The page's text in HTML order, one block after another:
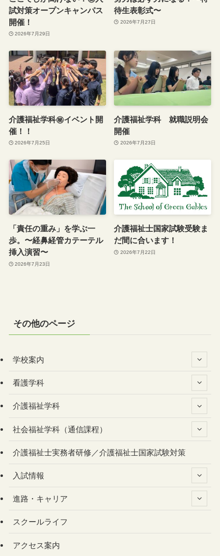
試対策オープンキャンパス
開催！
2026年7月29日
待生表彰式〜
2026年7月27日
介護福祉学科㊙︎イベント開
催！！
2026年7月25日
介護福祉学科 就職説明会
開催
2026年7月23日
「責任の重み」を学ぶ一
歩。〜経鼻経管カテーテル
挿入演習〜
2026年7月23日
介護福祉士国家試験受験ま
だ間に合います！
2026年7月22日
その他のページ
学校案内
看護学科
介護福祉学科
社会福祉学科（通信課程）
介護福祉士実務者研修／介護福祉士国家試験対策
入試情報
進路・キャリア
スクールライフ
アクセス案内